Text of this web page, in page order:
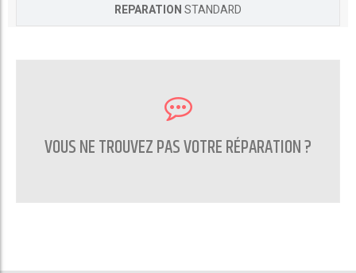
REPARATIONSTANDARD
VOUS NE TROUVEZ PAS VOTRE RÉPARATION ?
CONTACTEZ NOUS